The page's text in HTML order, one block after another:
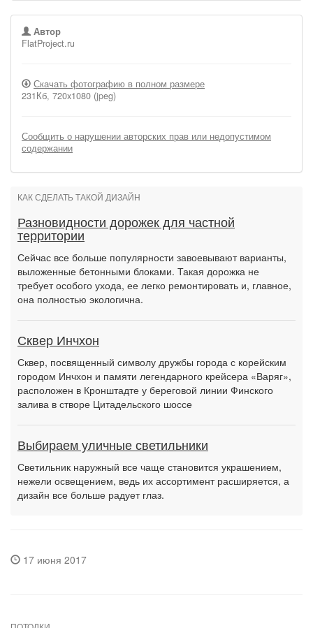
Автор
FlatProject.ru
Скачать фотографию в полном размере
231Кб, 720x1080 (jpeg)
Сообщить о нарушении авторских прав или недопустимом
содержании
КАК СДЕЛАТЬ ТАКОЙ ДИЗАЙН
Разновидности дорожек для частной
территории
Сейчас все больше популярности завоевывают варианты,
выложенные бетонными блоками. Такая дорожка не
требует особого ухода, ее легко ремонтировать и, главное,
она полностью экологична.
Сквер Инчхон
Сквер, посвященный символу дружбы города с корейским
городом Инчхон и памяти легендарного крейсера «Варяг»,
расположен в Кронштадте у береговой линии Финского
залива в створе Цитадельского шоссе
Выбираем уличные светильники
Светильник наружный все чаще становится украшением,
нежели освещением, ведь их ассортимент расширяется, а
дизайн все больше радует глаз.
17 июня 2017